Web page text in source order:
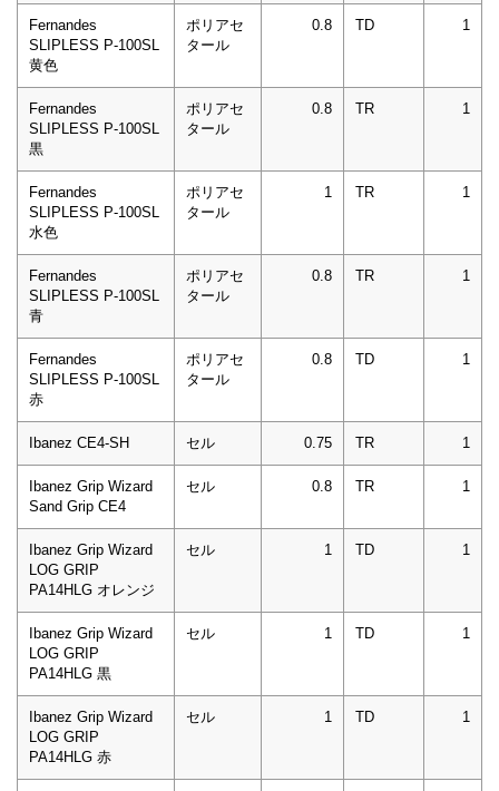
Fernandes
SLIPLESS P-100SL
黄色
ポリアセ
タール
0.8 TD 1
Fernandes
SLIPLESS P-100SL
黒
ポリアセ
タール
0.8 TR 1
Fernandes
SLIPLESS P-100SL
水色
ポリアセ
タール
1 TR 1
Fernandes
SLIPLESS P-100SL
青
ポリアセ
タール
0.8 TR 1
Fernandes
SLIPLESS P-100SL
赤
ポリアセ
タール
0.8 TD 1
Ibanez CE4-SH セル 0.75 TR 1
Ibanez Grip Wizard
Sand Grip CE4
セル 0.8 TR 1
Ibanez Grip Wizard
LOG GRIP
PA14HLG オレンジ
セル 1 TD 1
Ibanez Grip Wizard
LOG GRIP
PA14HLG 黒
セル 1 TD 1
Ibanez Grip Wizard
LOG GRIP
PA14HLG 赤
セル 1 TD 1